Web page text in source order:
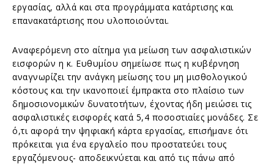
εργασίας, αλλά και στα προγράμματα κατάρτισης και
επανακατάρτισης που υλοποιούνται.
Αναφερόμενη στο αίτημα για μείωση των ασφαλιστικών
εισφορών η κ. Ευθυμίου σημείωσε πως η κυβέρνηση
αναγνωρίζει την ανάγκη μείωσης του μη μισθολογικού
κόστους και την ικανοποιεί έμπρακτα στο πλαίσιο των
δημοσιονομικών δυνατοτήτων, έχοντας ήδη μειώσει τις
ασφαλιστικές εισφορές κατά 5,4 ποσοστιαίες μονάδες. Σε
ό,τι αφορά την ψηφιακή κάρτα εργασίας, επισήμανε ότι
πρόκειται για ένα εργαλείο που προστατεύει τους
εργαζόμενους- αποδεικνύεται και από τις πάνω από